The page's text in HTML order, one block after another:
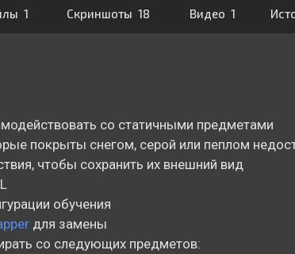
1 Скриншоты 18 Видео 1
со статичными предметами
покрыты снегом, серой или пеплом
чтобы сохранить их внешний вид
обучения
для замены
со следующих предметов: